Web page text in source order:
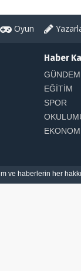
Oyun
Haber
GÜNDEM
EĞİTİM
SPOR
haberlerin her